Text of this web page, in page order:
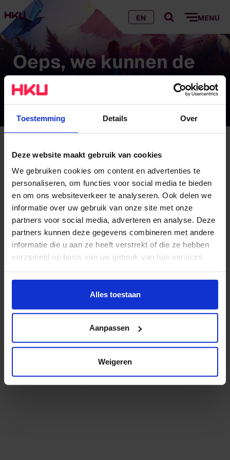
Toestemming Details Over
Deze website maakt gebruik van cookies
We gebruiken cookies om content en advertenties te
personaliseren, om functies voor social media te bieden
en om ons websiteverkeer te analyseren. Ook delen we
informatie over uw gebruik van onze site met onze
partners voor social media, adverteren en analyse. Deze
partners kunnen deze gegevens combineren met andere
informatie die u aan ze heeft verstrekt of die ze hebben
verzameld op basis van uw gebruik van hun services.
Wil je meer weten of de voorkeur aanpassen, bekijk dan
https://www.hku.nl/privacy-statement-en-
Alles toestaan
Aanpassen
Weigeren
EN MENU
Oeps, we kunnen de
pagina die je zoekt
niet vinden…
vinden…
Hoe komt dat?
Wij hebben de pagina verplaatst of verwijderd
Er zit een kleine typefout in het adres. Check je dit
even?
Bekijk het studieaanbod
Lees meer over onderzoek en expertise
zoekmachine.